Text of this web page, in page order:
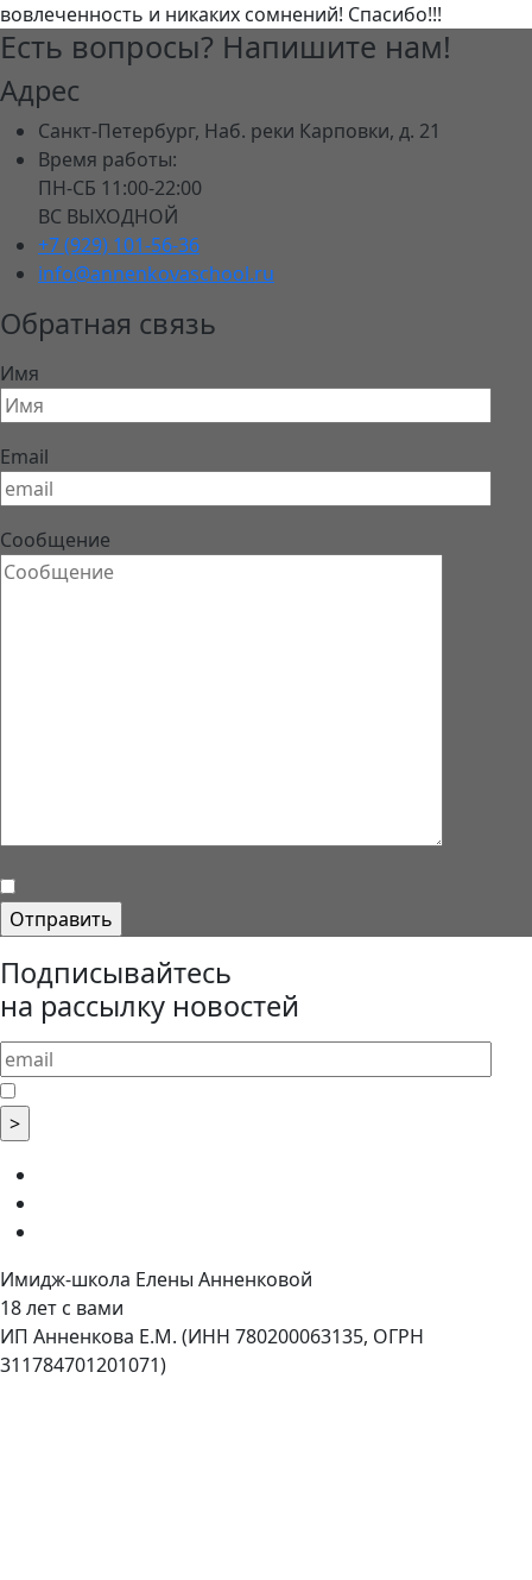
вовлеченность и никаких сомнений! Спасибо!!!
Есть вопросы? Напишите нам!
Адрес
Санкт-Петербург, Наб. реки Карповки, д. 21
Время работы:
ПН-СБ 11:00-22:00
ВС ВЫХОДНОЙ
+7 (929) 101-56-36
info@annenkovaschool.ru
Обратная связь
Имя
Email
Сообщение
Подписывайтесь
на рассылку новостей
Имидж-школа Елены Анненковой
18 лет с вами
ИП Анненкова Е.М. (ИНН 780200063135, ОГРН
311784701201071)